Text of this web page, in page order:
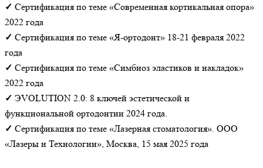
✓ Сертификация по теме «Современная кортикальная опора»
2022 года
✓ Сертификация по теме «Я-ортодонт» 18-21 февраля 2022
года
✓ Сертификация по теме «Симбиоз эластиков и накладок»
2022 года
✓ ЭVOLUTION 2.0: 8 ключей эстетической и
функциональной ортодонтии 2024 года.
✓ Сертификация по теме «Лазерная стоматология». ООО
«Лазеры и Технологии», Москва, 15 мая 2025 года